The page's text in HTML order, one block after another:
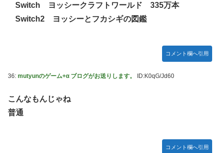
Switch ヨッシークラフトワールド 335万本
Switch2 ヨッシーとフカシギの図鑑
コメント欄へ引用
36: mutyunのゲーム+α ブログがお送りします。 ID:K0qG/Jd60
こんなもんじゃね
普通
コメント欄へ引用